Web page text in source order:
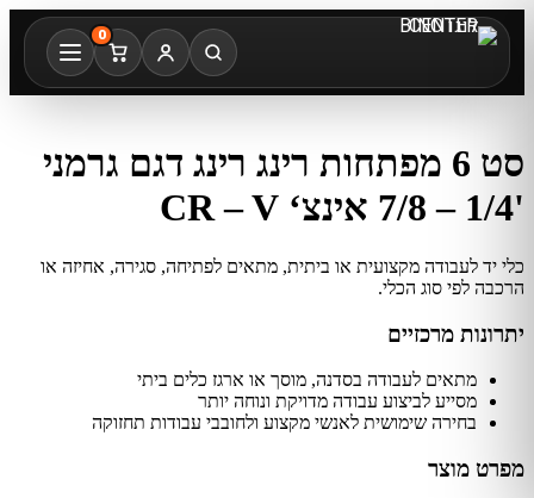
0
סט 6 מפתחות רינג רינג דגם גרמני
'1/4 – 7/8 אינצ‘ CR – V
כלי יד לעבודה מקצועית או ביתית, מתאים לפתיחה, סגירה, אחיזה או
הרכבה לפי סוג הכלי.
יתרונות מרכזיים
מתאים לעבודה בסדנה, מוסך או ארגז כלים ביתי
מסייע לביצוע עבודה מדויקת ונוחה יותר
בחירה שימושית לאנשי מקצוע ולחובבי עבודות תחזוקה
מפרט מוצר